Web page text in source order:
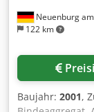
Neuenburg
122 km
Baujahr: 2001,